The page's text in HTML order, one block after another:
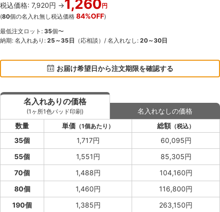
税込価格: 7,920円 →1,260円
(80個の名入れ無し税込価格 84%OFF)
最低注文ロット: 35個〜
納期: 名入れあり: 25～35日 （応相談）/ 名入れなし: 20～30日
お届け希望日から注文期限を確認する
名入れありの価格
(1ヶ所1色パッド印刷)
名入れなしの価格
数量
単価 （1個あたり） 総額 （税込）
35個 1,717円
60,095円
55個
1,551円
85,305円
70個
1,488円
104,160円
80個
1,460円
116,800円
190個
1,385円 263,150円